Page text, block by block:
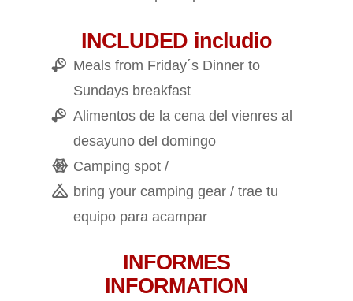
INCLUDED includio
Meals from Friday´s Dinner to
Sundays breakfast
Alimentos de la cena del vienres al
desayuno del domingo
Camping spot /
bring your camping gear / trae tu
equipo para acampar
INFORMES
INFORMATION